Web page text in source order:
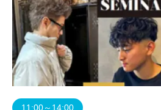
11:00～14:00